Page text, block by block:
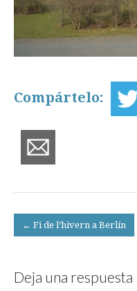
Compártelo:
Post
navigation
← Fi de l’hivern a Berlín
Deja una respuesta